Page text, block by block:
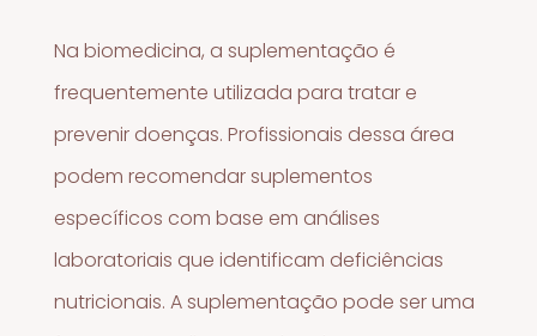
Na biomedicina, a suplementação é
frequentemente utilizada para tratar e
prevenir doenças. Profissionais dessa área
podem recomendar suplementos
específicos com base em análises
laboratoriais que identificam deficiências
nutricionais. A suplementação pode ser uma